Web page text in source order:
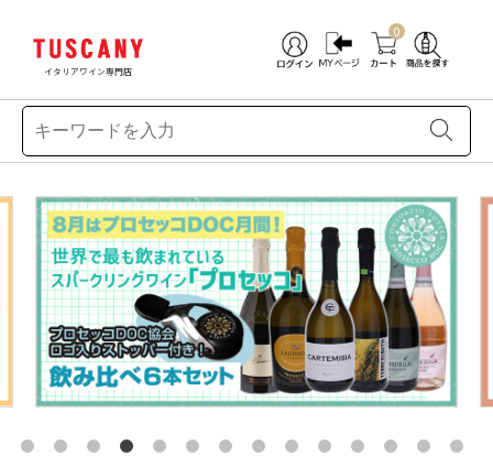
イタリアワイン専門店
0